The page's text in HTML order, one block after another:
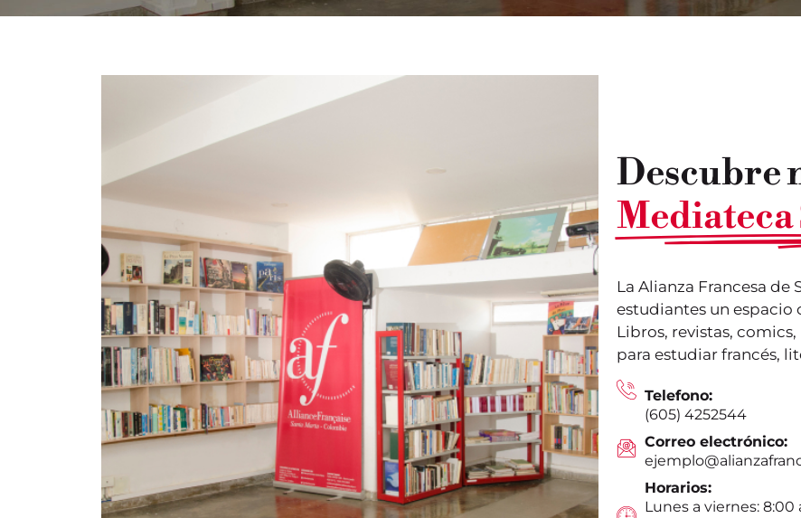
Descubre
La Alianza Francesa de
estudiantes un espacio
Libros, revistas,
para estudiar francés,
Telefono:
(605) 4252544
Correo electrónico:
Horarios:
Lunes a viernes: 8:00